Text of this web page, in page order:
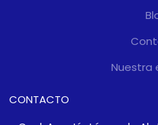
Nuestra
CONTACTO